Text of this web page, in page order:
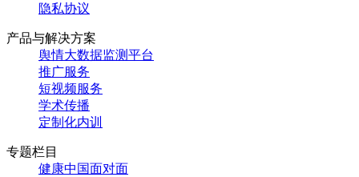
隐私协议
产品与解决方案
舆情大数据监测平台
推广服务
短视频服务
学术传播
定制化内训
专题栏目
健康中国面对面